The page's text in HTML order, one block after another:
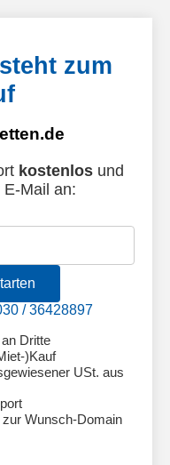
zum
kostenlosund
E-Mail an:
/ 36428897
Dritte
)Kauf
USt. aus
zur Wunsch-Domain